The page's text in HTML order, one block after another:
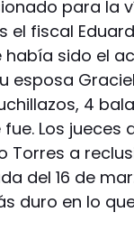
para la
el fiscal
sido el
esposa
4
Los jueces
Torres a
del 16 de
duro en lo